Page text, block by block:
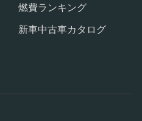
燃費ランキング
新車中古車カタログ